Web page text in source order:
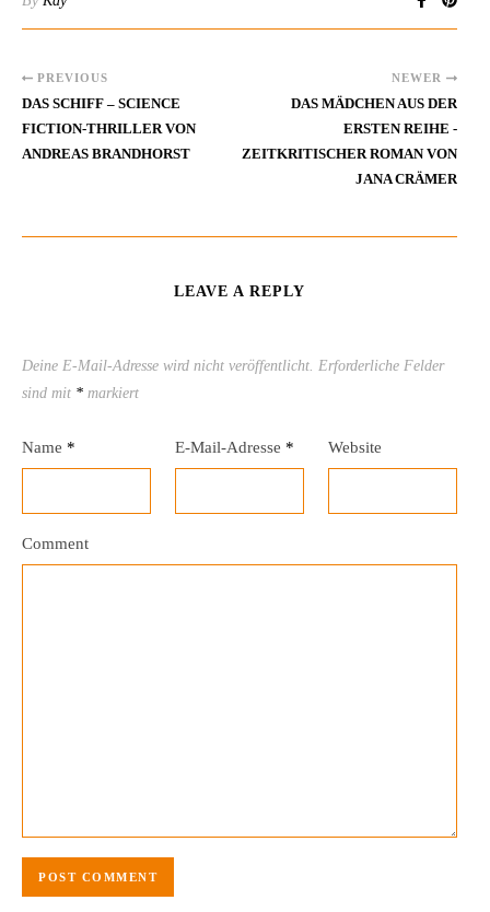
PREVIOUS
DAS SCHIFF – SCIENCE
FICTION-THRILLER VON
ANDREAS BRANDHORST
NEWER
DAS MÄDCHEN AUS DER
ERSTEN REIHE -
ZEITKRITISCHER ROMAN VON
JANA CRÄMER
LEAVE A REPLY
Deine E-Mail-Adresse wird nicht veröffentlicht. Erforderliche Felder
sind mit * markiert
Name * E-Mail-Adresse * Website
Comment